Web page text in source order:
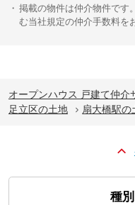
掲載の物件は仲介物件です
む当社規定の仲介手数料を
オープンハウス 戸建て仲介
足立区の土地
扇大橋駅の
種